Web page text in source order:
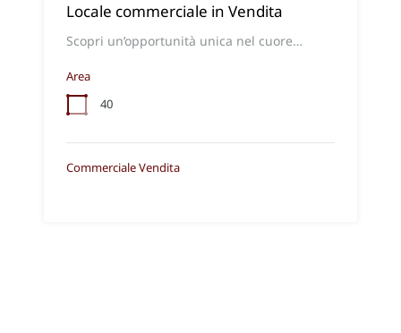
Locale commerciale in Vendita
Scopri un’opportunità unica nel cuore…
Area
40
Commerciale Vendita